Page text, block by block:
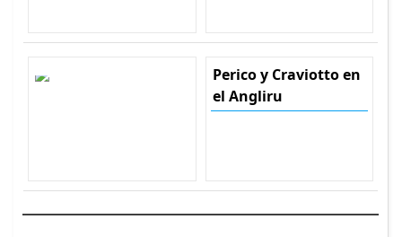
Perico y Craviotto en
el Angliru